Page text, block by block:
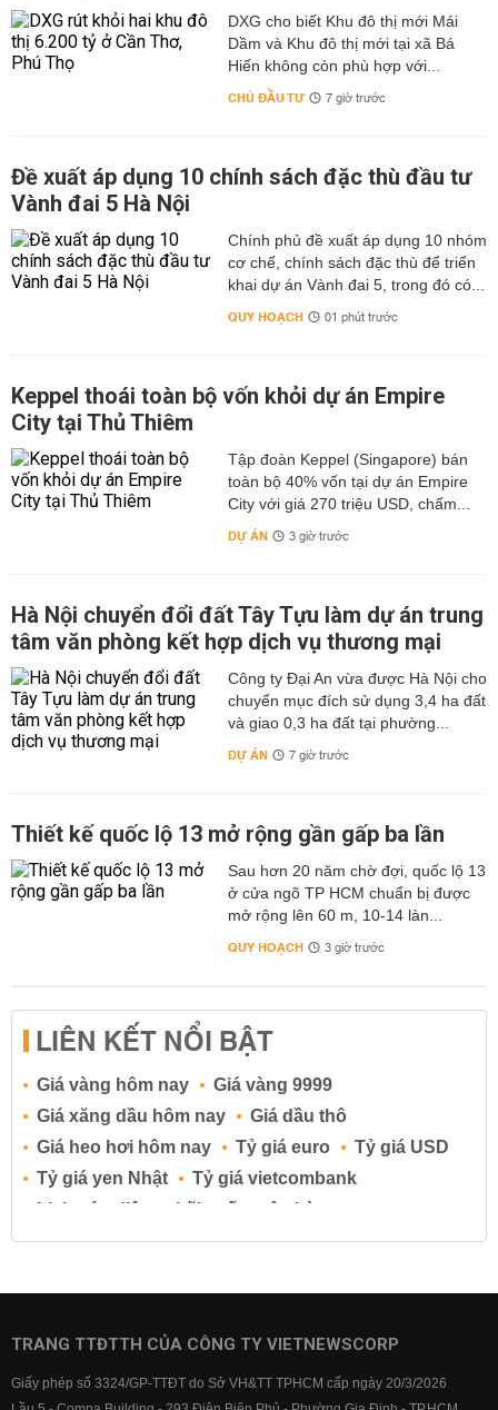
DXG cho biết Khu đô thị mới Mái
Dầm và Khu đô thị mới tại xã Bá
Hiến không còn phù hợp với...
CHỦ ĐẦU TƯ 7 giờ trước
Đề xuất áp dụng 10 chính sách đặc thù đầu tư
Vành đai 5 Hà Nội
Chính phủ đề xuất áp dụng 10 nhóm
cơ chế, chính sách đặc thù để triển
khai dự án Vành đai 5, trong đó có...
QUY HOẠCH 01 phút trước
Keppel thoái toàn bộ vốn khỏi dự án Empire
City tại Thủ Thiêm
Tập đoàn Keppel (Singapore) bán
toàn bộ 40% vốn tại dự án Empire
City với giá 270 triệu USD, chấm...
DỰ ÁN 3 giờ trước
Hà Nội chuyển đổi đất Tây Tựu làm dự án trung
tâm văn phòng kết hợp dịch vụ thương mại
Công ty Đại An vừa được Hà Nội cho
chuyển mục đích sử dụng 3,4 ha đất
và giao 0,3 ha đất tại phường...
DỰ ÁN 7 giờ trước
Thiết kế quốc lộ 13 mở rộng gần gấp ba lần
Sau hơn 20 năm chờ đợi, quốc lộ 13
ở cửa ngõ TP HCM chuẩn bị được
mở rộng lên 60 m, 10-14 làn...
QUY HOẠCH 3 giờ trước
LIÊN KẾT NỔI BẬT
Giá vàng hôm nay
Giá vàng 9999
Giá xăng dầu hôm nay
Giá dầu thô
Giá heo hơi hôm nay
Tỷ giá euro
Tỷ giá USD
Tỷ giá yen Nhật
Tỷ giá vietcombank
Lịch cúp điện
Lãi suất ngân hàng
Lãi suất tiết kiệm
Lãi suất tiền gửi
Lãi suất ngân hàng BIDV
Lãi suất ngân hàng Vietcombank
TRANG TTĐTTH CỦA CÔNG TY VIETNEWSCORP
Giấy phép số 3324/GP-TTĐT do Sở VH&TT TPHCM cấp ngày 20/3/2026